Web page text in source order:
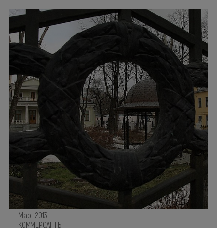
Март 2013
КОММЕРСАНТЪ